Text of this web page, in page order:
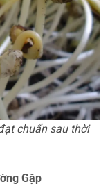
chuẩn sau thời
Gặp